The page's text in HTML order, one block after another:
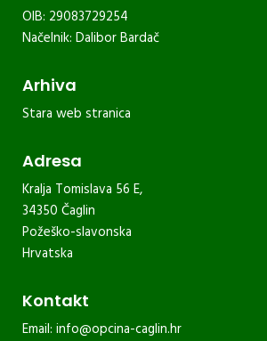
OIB: 29083729254
Načelnik: Dalibor Bardač
Arhiva
Stara web stranica
Adresa
Kralja Tomislava 56 E,
34350 Čaglin
Požeško-slavonska
Hrvatska
Kontakt
Email: info@opcina-caglin.hr